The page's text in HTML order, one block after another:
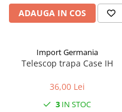
1.5.7. Filtre
1.5.9. Chiulasa si supape
1.5.10. Distributie si accesorii
1.6. Electrice
ADAUGA IN COS
Import Germania
Telescop trapa Case IH
36,00 Lei
3 IN STOC